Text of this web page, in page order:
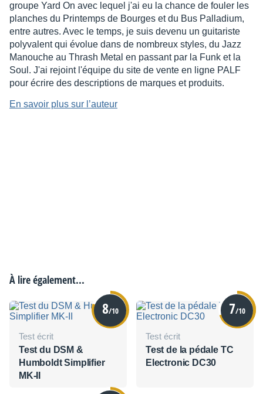
groupe Yard On avec lequel j'ai eu la chance de fouler les
planches du Printemps de Bourges et du Bus Palladium,
entre autres. Avec le temps, je suis devenu un guitariste
polyvalent qui évolue dans de nombreux styles, du Jazz
Manouche au Thrash Metal en passant par la Funk et la
Soul. J'ai rejoint l'équipe du site de vente en ligne PALF
pour écrire des descriptions de marques et produits.
En savoir plus sur l’auteur
À lire également...
8/10
Test écrit
Test du DSM &
Humboldt Simplifier
MK-II
7/10
Test écrit
Test de la pédale TC
Electronic DC30